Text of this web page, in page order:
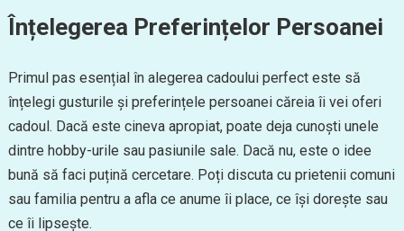
Înțelegerea Preferințelor Persoanei
Primul pas esențial în alegerea cadoului perfect este să
înțelegi gusturile și preferințele persoanei căreia îi vei oferi
cadoul. Dacă este cineva apropiat, poate deja cunoști unele
dintre hobby-urile sau pasiunile sale. Dacă nu, este o idee
bună să faci puțină cercetare. Poți discuta cu prietenii comuni
sau familia pentru a afla ce anume îi place, ce își dorește sau
ce îi lipsește.